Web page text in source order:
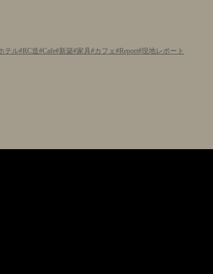
テル RC造 Cafe 新築 家具 カフェ Report 現地レポート